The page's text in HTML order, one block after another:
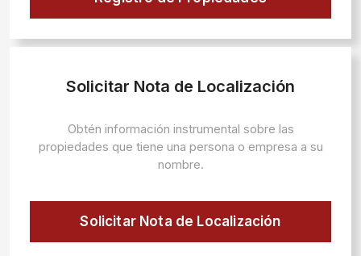
Solicitar Nota de Localización
Obtén información instrumental sobre las
propiedades que tiene una persona o empresa a su
nombre.
Solicitar Nota de Localización